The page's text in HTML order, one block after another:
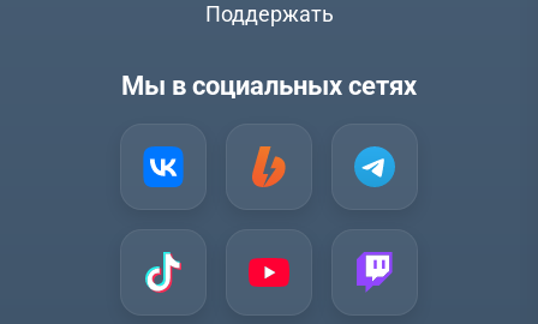
Поддержать
Мы в социальных сетях